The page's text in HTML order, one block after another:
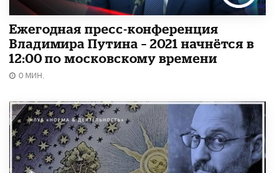
Ежегодная пресс-конференция
Владимира Путина – 2021 начнётся в
12:00 по московскому времени
0 МИН.